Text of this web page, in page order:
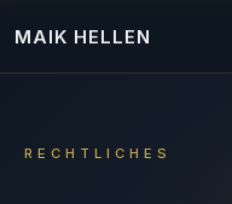
MAIK HELLEN
RECHTLICHES